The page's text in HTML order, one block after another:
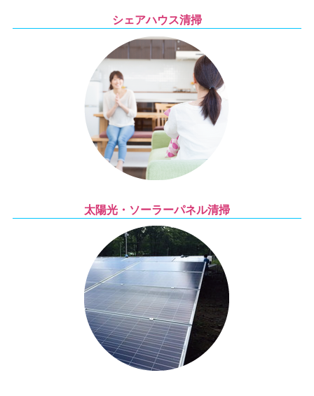
シェアハウス清掃
太陽光・ソーラーパネル清掃